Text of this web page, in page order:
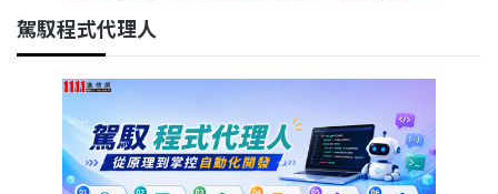
駕馭程式代理人